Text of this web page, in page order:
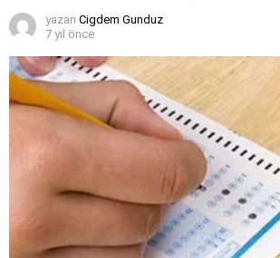
yazan Cigdem Gunduz
7 yıl önce